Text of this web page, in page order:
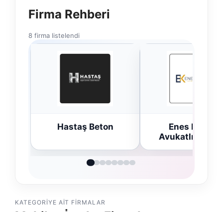
Firma Rehberi
8 firma listelendi
Hastaş Beton
Enes Kaplan
Avukatlık Bürosu
KATEGORIYE AIT FIRMALAR